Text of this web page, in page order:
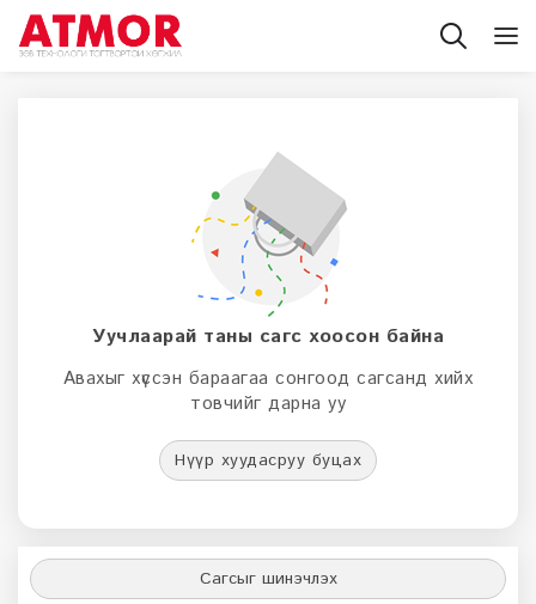
Уучлаарай таны сагс хоосон байна
Авахыг хүссэн бараагаа сонгоод сагсанд хийх
товчийг дарна уу
Нүүр хуудасруу буцах
Сагсыг шинэчлэх